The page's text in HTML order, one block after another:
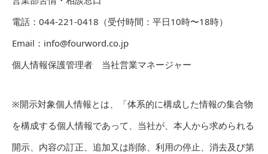
電話：044-221-0418（受付時間：平日10時〜18時）
Email：info@fourword.co.jp
個人情報保護管理者 当社営業マネージャー
※開示対象個人情報とは、「体系的に構成した情報の集合物
を構成する個人情報であって、当社が、本人から求められる
開示、内容の訂正、追加又は削除、利用の停止、消去及び第